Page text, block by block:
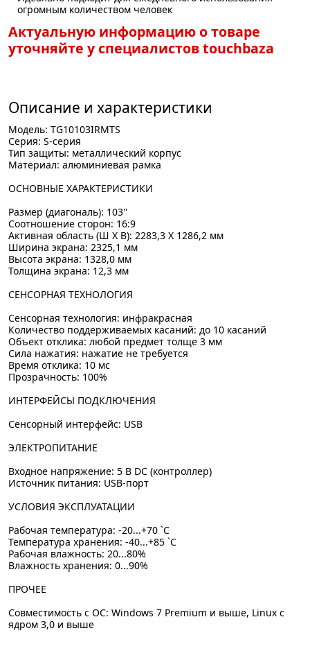
огромным количеством человек
Актуальную информацию о товаре
уточняйте у специалистов touchbaza
Описание и характеристики
Модель: TG10103IRMTS
Серия: S-серия
Тип защиты: металлический корпус
Материал: алюминиевая рамка
ОСНОВНЫЕ ХАРАКТЕРИСТИКИ
Размер (диагональ): 103''
Соотношение сторон: 16:9
Активная область (Ш X В): 2283,3 X 1286,2 мм
Ширина экрана: 2325,1 мм
Высота экрана: 1328,0 мм
Толщина экрана: 12,3 мм
СЕНСОРНАЯ ТЕХНОЛОГИЯ
Сенсорная технология: инфракрасная
Количество поддерживаемых касаний: до 10 касаний
Объект отклика: любой предмет толще 3 мм
Сила нажатия: нажатие не требуется
Время отклика: 10 мс
Прозрачность: 100%
ИНТЕРФЕЙСЫ ПОДКЛЮЧЕНИЯ
Сенсорный интерфейс: USB
ЭЛЕКТРОПИТАНИЕ
Входное напряжение: 5 В DC (контроллер)
Источник питания: USB-порт
УСЛОВИЯ ЭКСПЛУАТАЦИИ
Рабочая температура: -20...+70 `C
Температура хранения: -40...+85 `C
Рабочая влажность: 20...80%
Влажность хранения: 0...90%
ПРОЧЕЕ
Совместимость с ОС: Windows 7 Premium и выше, Linux с
ядром 3,0 и выше